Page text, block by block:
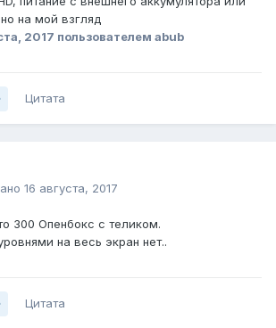
на мой взгляд
2017 пользователем abub
Цитата
16 августа, 2017
300 Опенбокс с теликом.
на весь экран нет..
Цитата